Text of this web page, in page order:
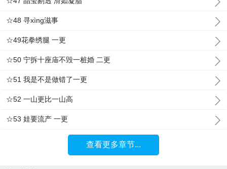
☆48 寻xìng滋事
☆49花拳绣腿 一更
☆50 宁拆十座庙不毁一桩婚 二更
☆51 我是不是做错了一更
☆52 一山更比一山高
☆53 娃要流产 一更
查看更多章节...